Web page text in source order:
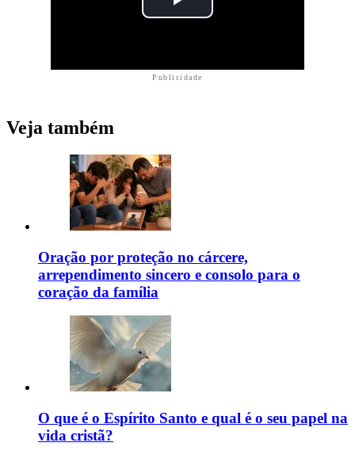
Publicidade
Veja também
Oração por proteção no cárcere,
arrependimento sincero e consolo para o
coração da família
O que é o Espírito Santo e qual é o seu papel na
vida cristã?